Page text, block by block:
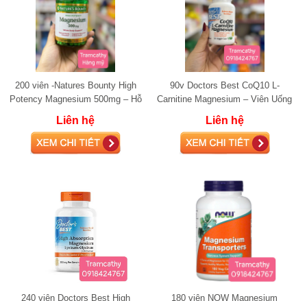
200 viên -Natures Bounty High
Potency Magnesium 500mg – Hỗ
Thần Kinh và X
Liên hệ
90v Doctors Best CoQ10 L-
Carnitine Magnesium – Viên Uống
Cơ Bắp
Liên hệ
240 viên Doctors Best High
180 viên NOW Magnesium